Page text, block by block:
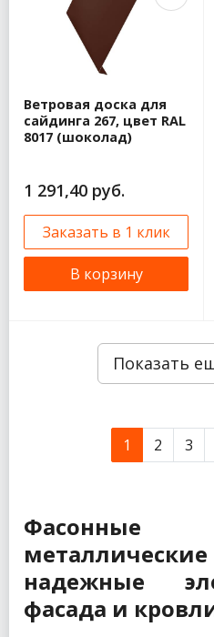
Ветровая доска для
сайдинга 267, цвет RAL
8017 (шоколад)
1 291,40 руб.
Заказать в 1 клик
В корзину
Показать
1 2 3
надежные
фасада и